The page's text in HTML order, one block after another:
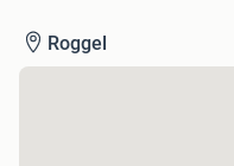
Roggel